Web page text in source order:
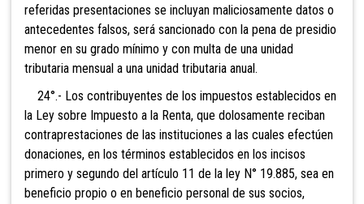
referidas presentaciones se incluyan maliciosamente datos o
antecedentes falsos, será sancionado con la pena de presidio
menor en su grado mínimo y con multa de una unidad
tributaria mensual a una unidad tributaria anual.
24°.- Los contribuyentes de los impuestos establecidos en
la Ley sobre Impuesto a la Renta, que dolosamente reciban
contraprestaciones de las instituciones a las cuales efectúen
donaciones, en los términos establecidos en los incisos
primero y segundo del artículo 11 de la ley N° 19.885, sea en
beneficio propio o en beneficio personal de sus socios,